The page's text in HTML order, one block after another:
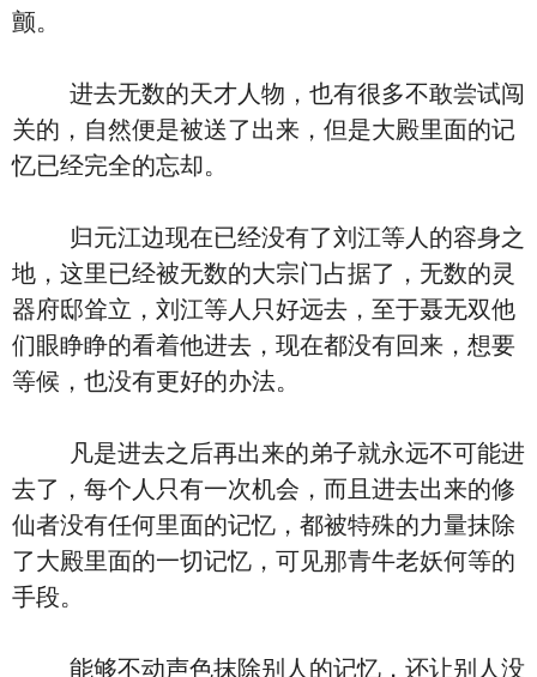
颤。
进去无数的天才人物，也有很多不敢尝试闯
关的，自然便是被送了出来，但是大殿里面的记
忆已经完全的忘却。
归元江边现在已经没有了刘江等人的容身之
地，这里已经被无数的大宗门占据了，无数的灵
器府邸耸立，刘江等人只好远去，至于聂无双他
们眼睁睁的看着他进去，现在都没有回来，想要
等候，也没有更好的办法。
凡是进去之后再出来的弟子就永远不可能进
去了，每个人只有一次机会，而且进去出来的修
仙者没有任何里面的记忆，都被特殊的力量抹除
了大殿里面的一切记忆，可见那青牛老妖何等的
手段。
能够不动声色抹除别人的记忆，还让别人没